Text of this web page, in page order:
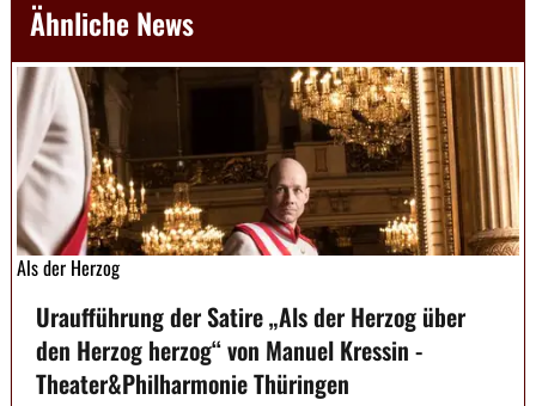
Ähnliche News
Als der Herzog
Uraufführung der Satire „Als der Herzog über
den Herzog herzog“ von Manuel Kressin -
Theater&Philharmonie Thüringen